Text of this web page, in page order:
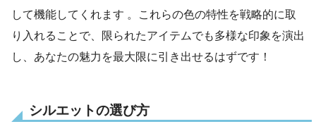
して機能してくれます 。これらの色の特性を戦略的に取
り入れることで、限られたアイテムでも多様な印象を演出
し、あなたの魅力を最大限に引き出せるはずです！
シルエットの選び方